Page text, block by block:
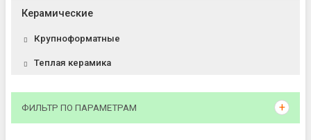
Керамические
Крупноформатные
Теплая керамика
ФИЛЬТР ПО ПАРАМЕТРАМ